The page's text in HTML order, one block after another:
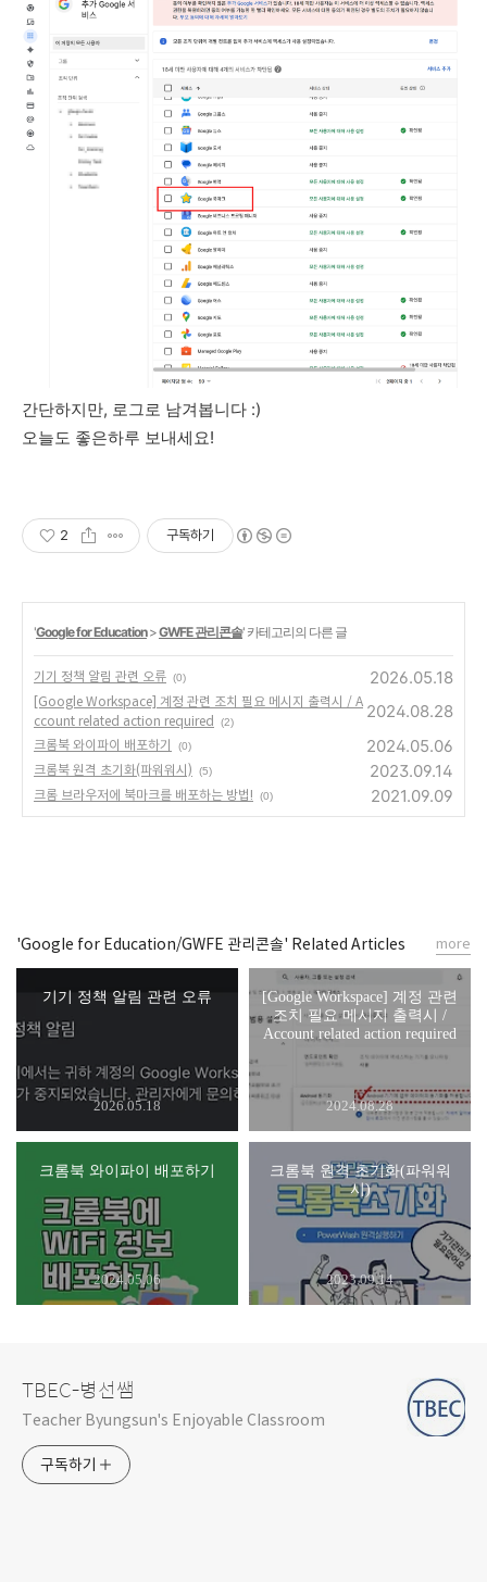
간단하지만, 로그로 남겨봅니다 :)
오늘도 좋은하루 보내세요!
2 구독하기
'Google for Education>GWFE 관리콘솔' 카테고리의 다른 글
기기 정책 알림 관련 오류 (0) 2026.05.18
[Google Workspace] 계정 관련 조치 필요 메시지 출력시 / A
ccount related action required
(2)
2024.08.28
크롬북 와이파이 배포하기 (0) 2024.05.06
크롬북 원격 초기화(파워워시) (5) 2023.09.14
크롬 브라우저에 북마크를 배포하는 방법! (0) 2021.09.09
'Google for Education/GWFE 관리콘솔' Related Articles
기기 정책 알림 관련 오류
2026.05.18
[Google Workspace] 계정 관련
조치 필요 메시지 출력시 /
Account related action required
2024.08.28
크롬북 와이파이 배포하기
2024.05.06
크롬북 원격 초기화(파워워
시)
2023.09.14
more
TBEC-병선쌤
Teacher Byungsun's Enjoyable Classroom
구독하기